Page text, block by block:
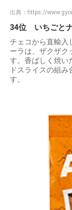
出典： https://
34位 いちごと
チェコから直輸入
ーラは、ザクザク
す。香ばしく焼い
ドスライスの組
す。